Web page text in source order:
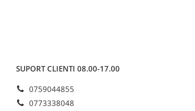
SUPORT CLIENTI 08.00-17.00
0759044855
0773338048